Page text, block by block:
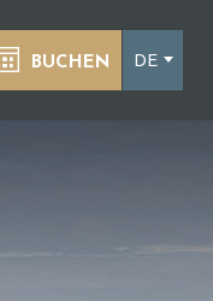
BUCHEN DE